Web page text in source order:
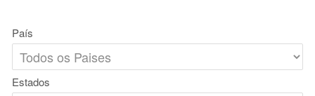
País
Estados